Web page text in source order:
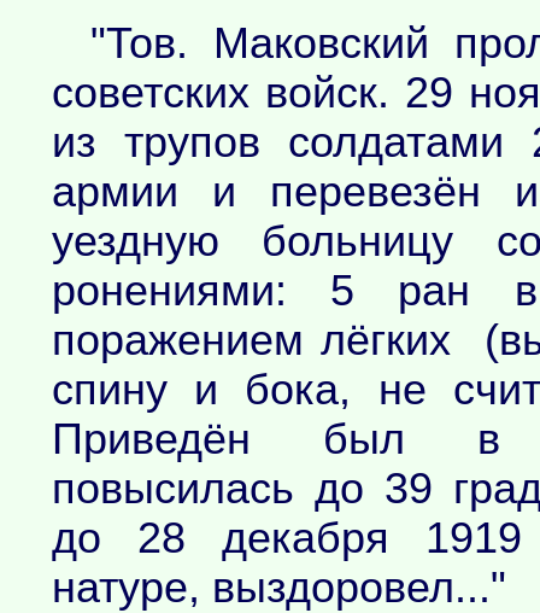
"Тов. Маковский
советских войск. 29
из трупов солдатами
армии и перевезён
уездную больницу
ронениями: 5 ран
поражением лёгких
спину и бока, не
Приведён был в
повысилась до 39
до 28 декабря 1919
натуре, выздоровел..."